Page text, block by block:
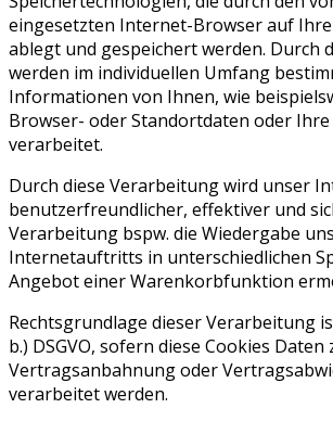
eingesetzten Internet-Browser auf
ablegt und gespeichert werden. Durch
werden im individuellen Umfang
Informationen von Ihnen, wie
Browser- oder Standortdaten oder Ihre
verarbeitet.
Durch diese Verarbeitung wird unser
benutzerfreundlicher, effektiver und
Verarbeitung bspw. die Wiedergabe
Internetauftritts in unterschiedlichen
Angebot einer Warenkorbfunktion
Rechtsgrundlage dieser Verarbeitung
b.) DSGVO, sofern diese Cookies Daten
Vertragsanbahnung oder
verarbeitet werden.